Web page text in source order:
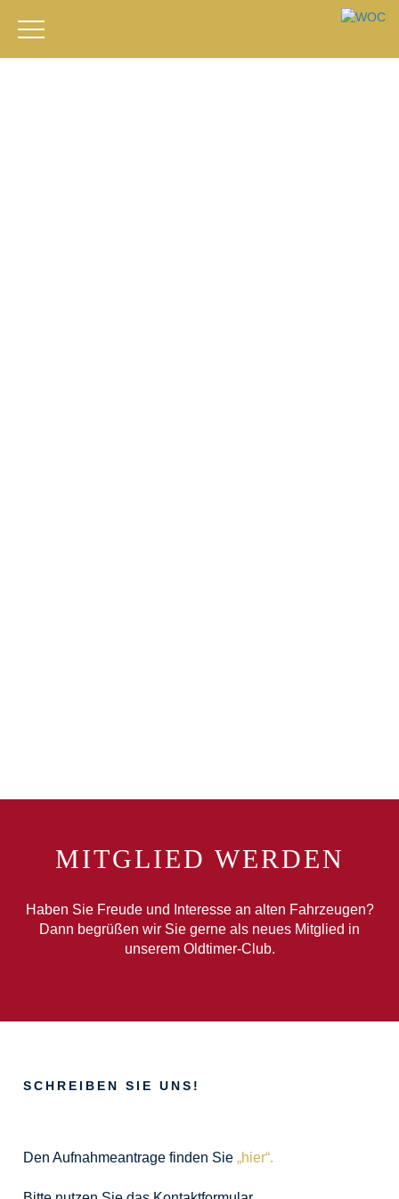
MITGLIED WERDEN
Haben Sie Freude und Interesse an alten Fahrzeugen?
Dann begrüßen wir Sie gerne als neues Mitglied in
unserem Oldtimer-Club.
SCHREIBEN SIE UNS!
Den Aufnahmeantrage finden Sie„hier“.